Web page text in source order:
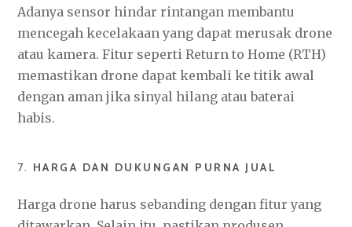
Adanya sensor hindar rintangan membantu
mencegah kecelakaan yang dapat merusak drone
atau kamera. Fitur seperti Return to Home (RTH)
memastikan drone dapat kembali ke titik awal
dengan aman jika sinyal hilang atau baterai
habis.
7. HARGA DAN DUKUNGAN PURNA JUAL
Harga drone harus sebanding dengan fitur yang